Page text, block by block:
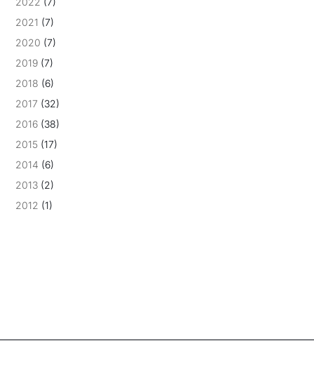
2021 (7)
2020 (7)
2019 (7)
2018 (6)
2017 (32)
2016 (38)
2015 (17)
2014 (6)
2013 (2)
2012 (1)